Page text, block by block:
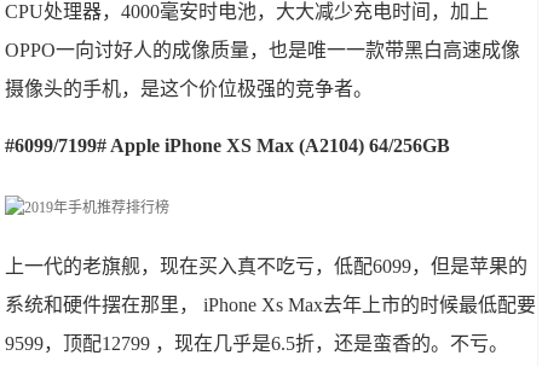
CPU处理器，4000毫安时电池，大大减少充电时间，加上
OPPO一向讨好人的成像质量，也是唯一一款带黑白高速成像
摄像头的手机，是这个价位极强的竞争者。
#6099/7199# Apple iPhone XS Max (A2104) 64/256GB
上一代的老旗舰，现在买入真不吃亏，低配6099，但是苹果的
系统和硬件摆在那里， iPhone Xs Max去年上市的时候最低配要
9599，顶配12799 ，现在几乎是6.5折，还是蛮香的。不亏。